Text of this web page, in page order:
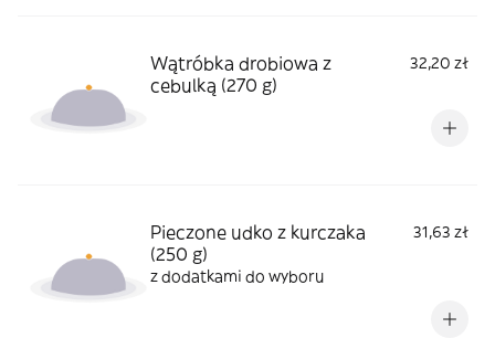
Wątróbka drobiowa z
cebulką (270 g)
32,20 zł
Pieczone udko z kurczaka
(250 g)
31,63 zł
z dodatkami do wyboru